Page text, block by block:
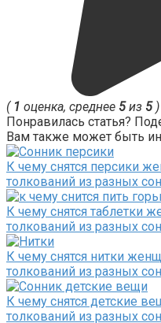
( 1 оценка, среднее 5из 5)
Понравилась статья?
Вам также может быть
К чему снятся персики
толкований из разных
К чему снятся таблетки
толкований из разных
К чему снятся нитки
толкований из разных
К чему снятся детские
толкований из разных